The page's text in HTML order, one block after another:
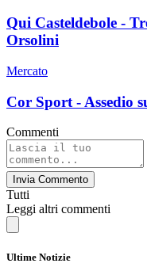
Qui Casteldebole -
Orsolini
Mercato
Cor Sport - Assedio
Commenti
Invia Commento
Tutti
Leggi altri commenti
Ultime Notizie